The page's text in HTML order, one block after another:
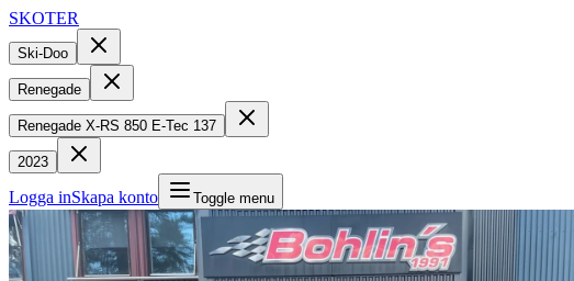
SKOTER
Ski-Doo
Renegade
Renegade X-RS 850 E-Tec 137
2023
Logga inSkapa konto Toggle menu